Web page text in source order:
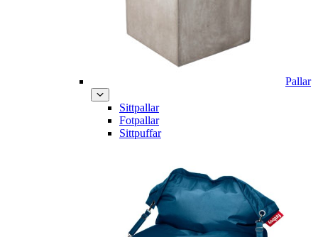
Pallar
Sittpallar
Fotpallar
Sittpuffar